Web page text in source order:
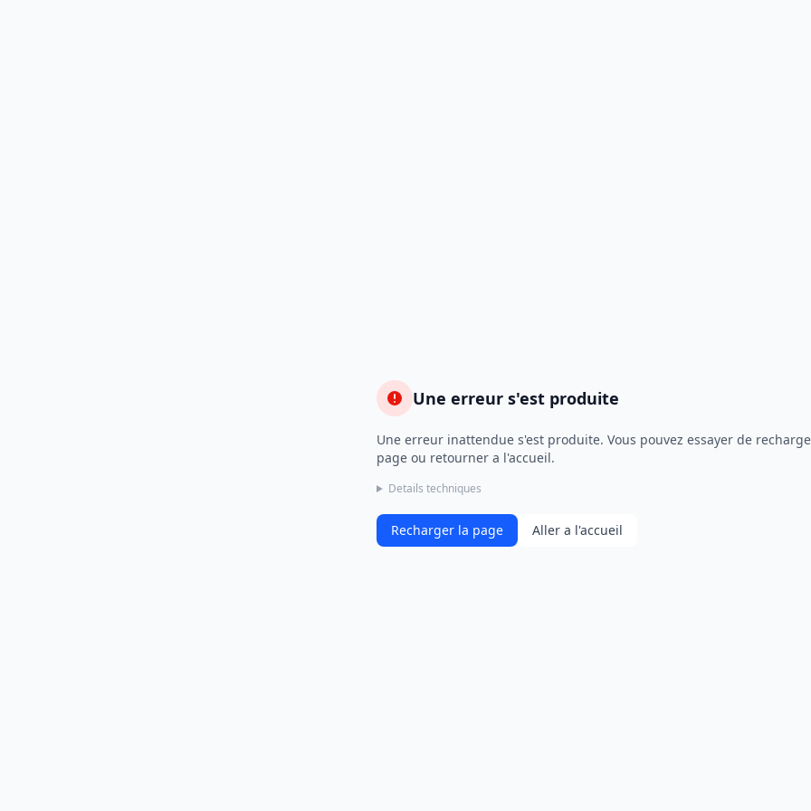
Une erreur s'est produite
Une erreur inattendue s'est produite. Vous pouvez essayer de
page ou retourner a l'accueil.
Details techniques
Recharger la page Aller a l'accueil